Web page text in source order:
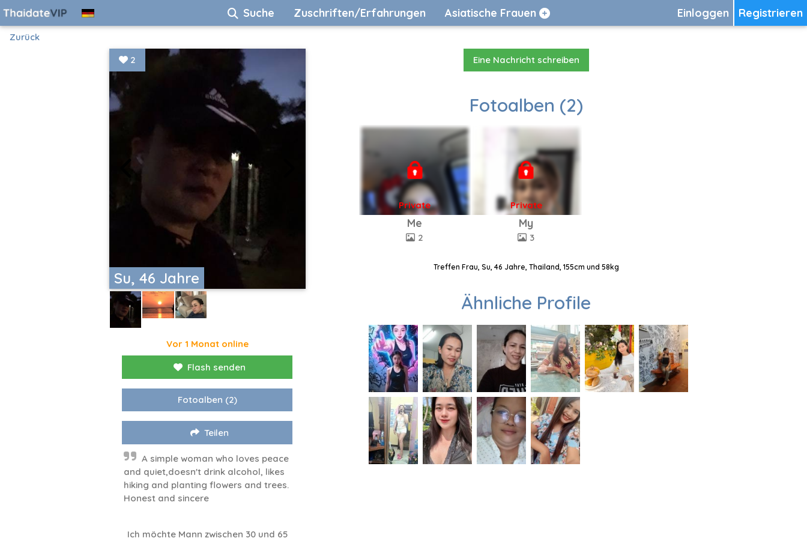
Registrieren
Einloggen
Suche Zuschriften/Erfahrungen Asiatische Frauen
Zurück
Su, 46 Jahre
2
Vor 1 Monat online
Flash senden
Fotoalben (2)
Teilen
A simple woman who loves peace
and quiet,doesn't drink alcohol, likes
hiking and planting flowers and trees.
Honest and sincere
Ich möchte Mann zwischen 30 und 65
Eine Nachricht schreiben
Fotoalben (2)
Private
Me
2
Private
My
3
Treffen Frau, Su, 46 Jahre, Thailand, 155cm und 58kg
Ähnliche Profile